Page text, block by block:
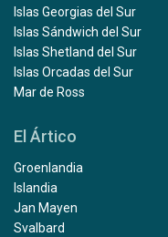
Islas Georgias del Sur
Islas Sándwich del Sur
Islas Shetland del Sur
Islas Orcadas del Sur
Mar de Ross
El Ártico
Groenlandia
Islandia
Jan Mayen
Svalbard